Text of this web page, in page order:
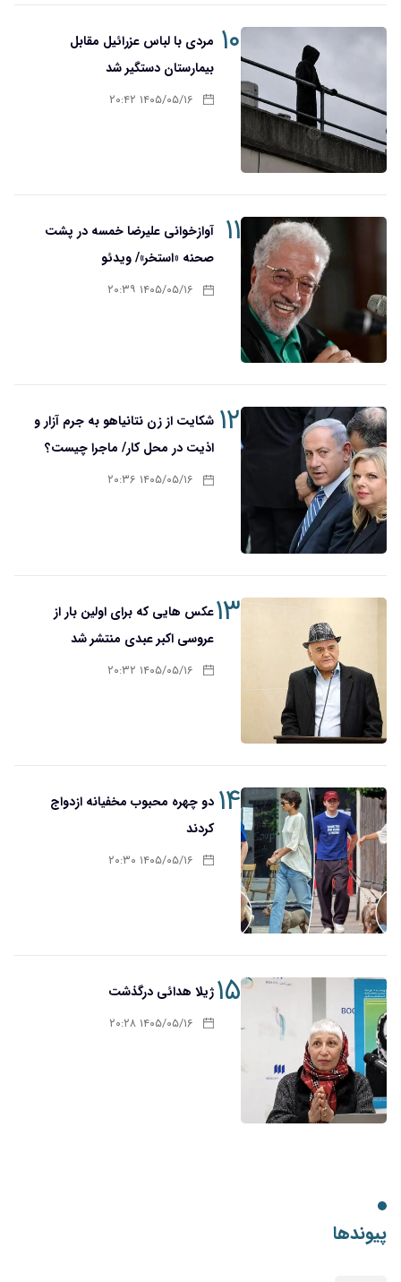
۱۰ مردی با لباس عزرائیل مقابل
بیمارستان دستگیر شد
۱۴۰۵/۰۵/۱۶ ۲۰:۴۲
۱۱
آوازخوانی علیرضا خمسه در پشت
صحنه «استخر»/ ویدئو
۱۴۰۵/۰۵/۱۶ ۲۰:۳۹
۱۲ شکایت از زن نتانیاهو به جرم آزار و
اذیت در محل کار/ ماجرا چیست؟
۱۴۰۵/۰۵/۱۶ ۲۰:۳۶
۱۳عکس هایی که برای اولین بار از
عروسی اکبر عبدی منتشر شد
۱۴۰۵/۰۵/۱۶ ۲۰:۳۲
۱۴ دو چهره محبوب مخفیانه ازدواج
کردند
۱۴۰۵/۰۵/۱۶ ۲۰:۳۰
۱۵ژیلا هدائی درگذشت
۱۴۰۵/۰۵/۱۶ ۲۰:۲۸
پیوندها